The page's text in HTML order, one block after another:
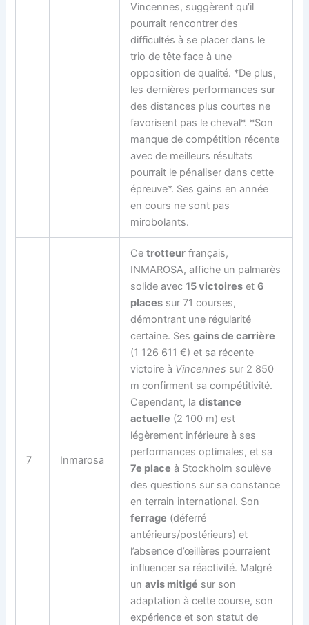
Vincennes, suggèrent qu’il
pourrait rencontrer des
difficultés à se placer dans le
trio de tête face à une
opposition de qualité. *De plus,
les dernières performances sur
des distances plus courtes ne
favorisent pas le cheval*. *Son
manque de compétition récente
avec de meilleurs résultats
pourrait le pénaliser dans cette
épreuve*. Ses gains en année
en cours ne sont pas
mirobolants.
7 Inmarosa
Cetrotteur français,
INMAROSA, affiche un palmarès
solide avec15 victoires et6
places sur 71 courses,
démontrant une régularité
certaine. Sesgains de carrière
(1 126 611 €) et sa récente
victoire à Vincennes sur 2 850
m confirment sa compétitivité.
Cependant, ladistance
actuelle (2 100 m) est
légèrement inférieure à ses
performances optimales, et sa
7e place à Stockholm soulève
des questions sur sa constance
en terrain international. Son
ferrage (déferré
antérieurs/postérieurs) et
l’absence d’œillères pourraient
influencer sa réactivité. Malgré
unavis mitigé sur son
adaptation à cette course, son
expérience et son statut de